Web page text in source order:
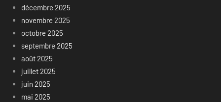
décembre 2025
novembre 2025
octobre 2025
septembre 2025
août 2025
juillet 2025
juin 2025
mai 2025